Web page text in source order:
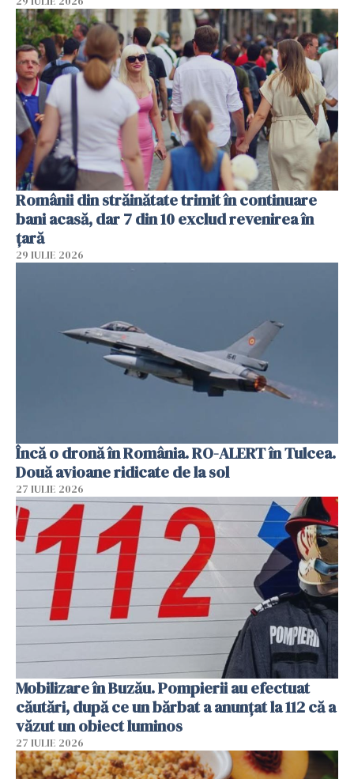
Românii din străinătate trimit în continuare
bani acasă, dar 7 din 10 exclud revenirea în
țară
29 IULIE 2026
Încă o dronă în România. RO-ALERT în Tulcea.
Două avioane ridicate de la sol
27 IULIE 2026
Mobilizare în Buzău. Pompierii au efectuat
căutări, după ce un bărbat a anunțat la 112 că a
văzut un obiect luminos
27 IULIE 2026